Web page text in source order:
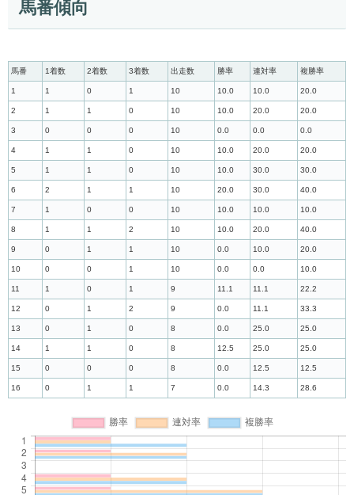
馬番傾向
馬番 1着数 2着数 3着数 出走数 勝率 連対率 複勝率
1 1 0 1 10 10.0 10.0 20.0
2 1 1 0 10 10.0 20.0 20.0
3 0 0 0 10 0.0 0.0 0.0
4 1 1 0 10 10.0 20.0 20.0
5 1 1 0 10 10.0 30.0 30.0
6 2 1 1 10 20.0 30.0 40.0
7 1 0 0 10 10.0 10.0 10.0
8 1 1 2 10 10.0 20.0 40.0
9 0 1 1 10 0.0 10.0 20.0
10 0 0 1 10 0.0 0.0 10.0
11 1 0 1 9 11.1 11.1 22.2
12 0 1 2 9 0.0 11.1 33.3
13 0 1 0 8 0.0 25.0 25.0
14 1 1 0 8 12.5 25.0 25.0
15 0 0 0 8 0.0 12.5 12.5
16 0 1 1 7 0.0 14.3 28.6